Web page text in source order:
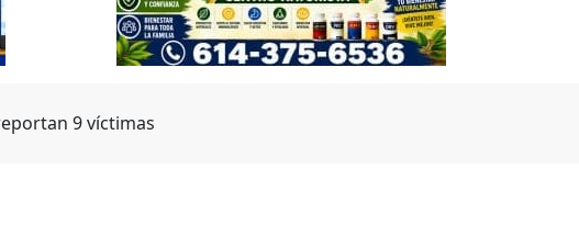
9 víctimas